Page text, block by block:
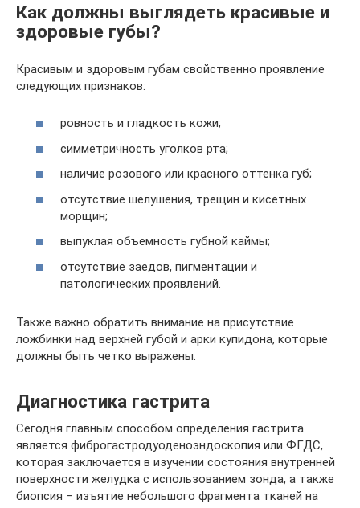
Как должны выглядеть красивые и
здоровые губы?
Красивым и здоровым губам свойственно проявление
следующих признаков:
ровность и гладкость кожи;
симметричность уголков рта;
наличие розового или красного оттенка губ;
отсутствие шелушения, трещин и кисетных
морщин;
выпуклая объемность губной каймы;
отсутствие заедов, пигментации и
патологических проявлений.
Также важно обратить внимание на присутствие
ложбинки над верхней губой и арки купидона, которые
должны быть четко выражены.
Диагностика гастрита
Сегодня главным способом определения гастрита
является фиброгастродуоденоэндоскопия или ФГДС,
которая заключается в изучении состояния внутренней
поверхности желудка с использованием зонда, а также
биопсия – изъятие небольшого фрагмента тканей на